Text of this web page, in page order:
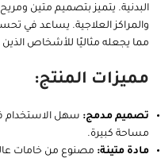
البدنية. يتميز بتصميم متين
والمراكز العلاجية. يساعد في
مما يجعله مثاليًا للأشخاص
مميزات المنتج:
تصميم مدمج: سهل الاستخدام
مساحة كبيرة.
مادة متينة: مصنوع من خامات